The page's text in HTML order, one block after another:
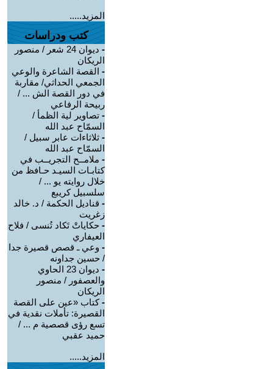
المزيد.....
كتب ودراسات
-
ديوان 24 شعر / منصور
الريكان
- القصة الشاعرة والوعي
الجمعي الحداثي/ مقاربة
في دور القصة الش ... /
ربيحة الرفاعي
- تصاوير لية الظمأ /
السمّاح عبد الله
- ثلاثاءات عابر سبيل /
السمّاح عبد الله
- ملامــح التجريــب في
كتابـات السيـد حـافظ من
خلال روايته يو ... /
سلسبيل كريبع
- قناديل الحكمة / د. خالد
زغريت
- حكاياتْ تَكاد تُنسى / فلاح
العيفاري
- وعي ـ قصص قصيرة جدا
/ حسين جداونه
-
ديوان 23 الحاوي
والعصفور / منصور
الريكان
-كتاب «عين على القصة
القصيرة: تأملات نقدية في
تسع رؤى قصصية م ... /
حميد عقبي
المزيد.....